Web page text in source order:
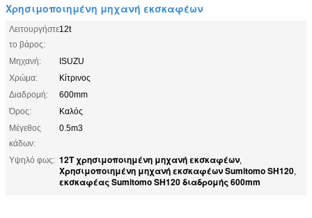
Χρησιμοποιημένη μηχανή εκσκαφέων
Λειτουργήστε
το βάρος:
12t
Μηχανή:
ISUZU
Χρώμα:
Κίτρινος
Διαδρομή:
600mm
Όρος:
Καλός
Μέγεθος
κάδων:
0.5m3
Υψηλό φως: 12T χρησιμοποιημένη μηχανή εκσκαφέων,
Χρησιμοποιημένη μηχανή εκσκαφέων Sumitomo SH120,
εκσκαφέας Sumitomo SH120 διαδρομής 600mm